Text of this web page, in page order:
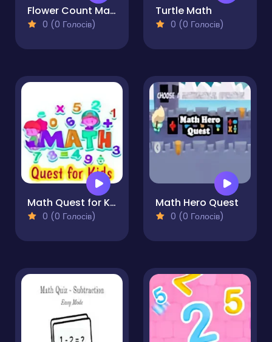
Flower Count Master
0 (0 Голосів)
Turtle Math
0 (0 Голосів)
Math Quest for Kids
0 (0 Голосів)
Math Hero Quest
0 (0 Голосів)